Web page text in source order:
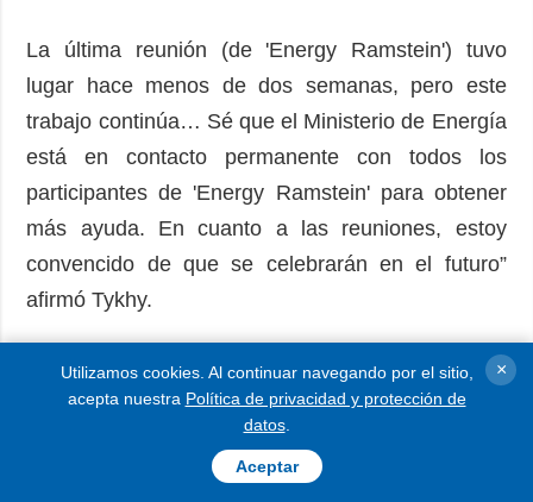
La última reunión (de 'Energy Ramstein') tuvo
lugar hace menos de dos semanas, pero este
trabajo continúa… Sé que el Ministerio de Energía
está en contacto permanente con todos los
participantes de 'Energy Ramstein' para obtener
más ayuda. En cuanto a las reuniones, estoy
convencido de que se celebrarán en el futuro”
afirmó Tykhy.
Según Reuters, alrededor de 250 millones de
dólares en asistencia energética prometidos a
Ucrania siguen sin pagarse después de que la
administración de Donald Trump cerró USAID.
Utilizamos cookies. Al continuar navegando por el sitio,
acepta nuestra Política de privacidad y protección de
datos.
Aceptar
×